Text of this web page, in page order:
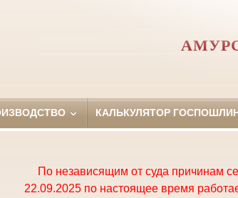
КАЛЬКУЛЯТОР
По независящим от суда причинам
22.09.2025 по настоящее время